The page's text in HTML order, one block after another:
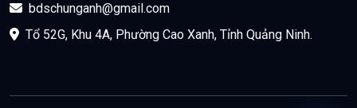
bdschunganh@gmail.com
Tổ 52G, Khu 4A, Phường Cao Xanh, Tỉnh Quảng Ninh.